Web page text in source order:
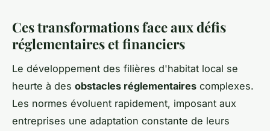
Ces transformations face aux défis
réglementaires et financiers
Le développement des filières d'habitat local se
heurte à des obstacles réglementaires complexes.
Les normes évoluent rapidement, imposant aux
entreprises une adaptation constante de leurs